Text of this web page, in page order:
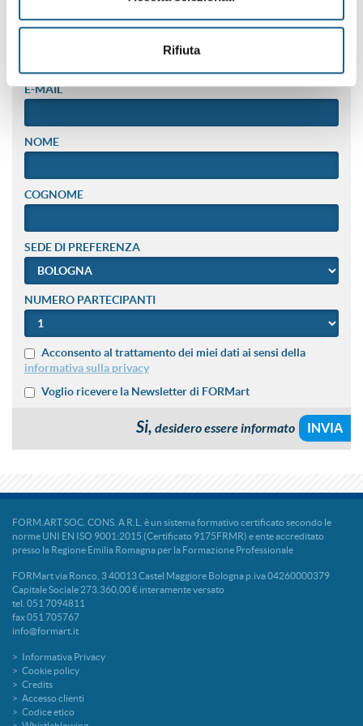
Rifiuta
E-MAIL
NOME
COGNOME
SEDE DI PREFERENZA
NUMERO PARTECIPANTI
Acconsento al trattamento dei miei dati ai sensi della
informativa sulla privacy
Voglio ricevere la Newsletter di FORMart
Si, desidero essere informato
FORM.ART SOC. CONS. A R.L. è un sistema formativo certificato secondo le
norme UNI EN ISO 9001:2015 (Certificato 9175FRMR) e ente accreditato
presso la Regione Emilia Romagna per la Formazione Professionale
FORMart via Ronco, 3 40013 Castel Maggiore Bologna p.iva 04260000379
Capitale Sociale 273.360,00 € interamente versato
tel. 051 7094811
fax 051 705767
info@formart.it
Informativa Privacy
Cookie policy
Credits
Accesso clienti
Codice etico